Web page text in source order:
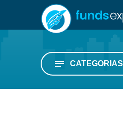
CATEGORIAS